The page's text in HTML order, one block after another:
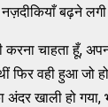
बढ़ने
चाहता हूँ,
फिर वही हुआ जो
अंदर खाली हो